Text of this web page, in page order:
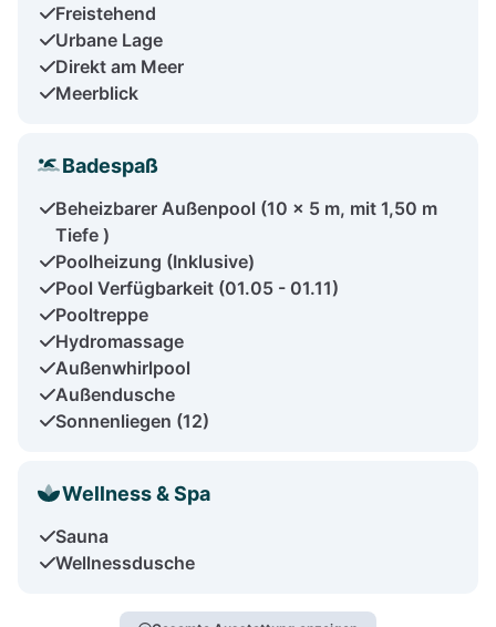
Freistehend
Urbane Lage
Direkt am Meer
Meerblick
Badespaß
Beheizbarer Außenpool (10 x 5 m, mit 1,50 m
Tiefe )
Poolheizung (Inklusive)
Pool Verfügbarkeit (01.05 - 01.11)
Pooltreppe
Hydromassage
Außenwhirlpool
Außendusche
Sonnenliegen (12)
Wellness & Spa
Sauna
Wellnessdusche